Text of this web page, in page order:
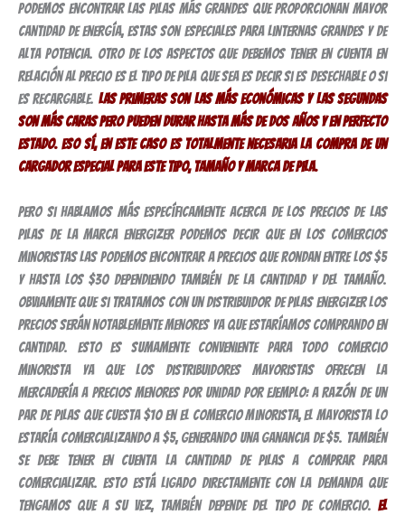
podemos encontrar las pilas más grandes que proporcionan mayor
cantidad de energía, estas son especiales para linternas grandes y de
alta potencia. Otro de los aspectos que debemos tener en cuenta en
relación al precio es el tipo de pila que sea es decir si es desechable o si
es recargable. Las primeras son las más económicas y las segundas
son más caras pero pueden durar hasta más de dos años y en perfecto
estado. Eso sí, en este caso es totalmente necesaria la compra de un
cargador especial para este tipo, tamaño y marca de pila.
Pero si hablamos más específicamente acerca de los precios de las
pilas de la marca Energizer podemos decir que en los comercios
minoristas las podemos encontrar a precios que rondan entre los $5
y hasta los $30 dependiendo también de la cantidad y del tamaño.
Obviamente que si tratamos con un distribuidor de pilas Energizer los
precios serán notablemente menores ya que estaríamos comprando en
cantidad. Esto es sumamente conveniente para todo comercio
minorista ya que los distribuidores mayoristas ofrecen la
mercadería a precios menores por unidad por ejemplo: A razón de un
par de pilas que cuesta $10 en el comercio minorista, el mayorista lo
estaría comercializando a $5, generando una ganancia de $5. También
se debe tener en cuenta la cantidad de pilas a comprar para
comercializar. Esto está ligado directamente con la demanda que
tengamos que a su vez, también depende del tipo de comercio. El